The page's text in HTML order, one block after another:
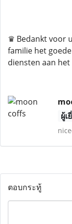
♛ Bedankt voor
familie het
diensten aan
ผู้เ
ตอบกระทู้